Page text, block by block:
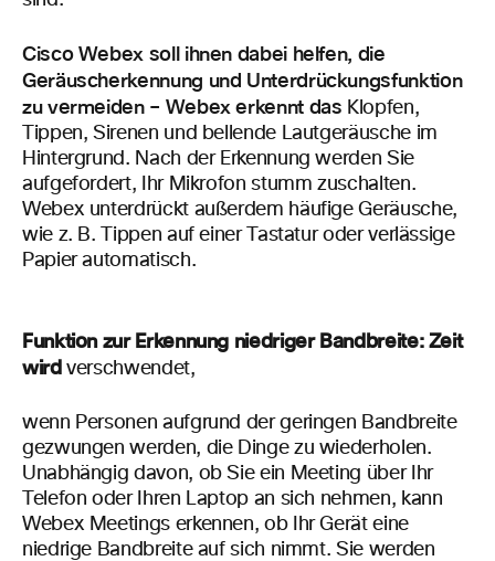
Cisco Webex soll ihnen dabei helfen, die
Geräuscherkennung und Unterdrückungsfunktion
zu vermeiden – Webex erkennt das Klopfen,
Tippen, Sirenen und bellende Lautgeräusche im
Hintergrund. Nach der Erkennung werden Sie
aufgefordert, Ihr Mikrofon stumm zuschalten.
Webex unterdrückt außerdem häufige Geräusche,
wie z. B. Tippen auf einer Tastatur oderverlässige
Papier automatisch.
Funktion zur Erkennung niedriger Bandbreite: Zeit
wird verschwendet,
wenn Personen aufgrund der geringen Bandbreite
gezwungen werden, die Dinge zu wiederholen.
Unabhängig davon, ob Sie ein Meeting über Ihr
Telefon oder Ihren Laptop an sich nehmen, kann
Webex Meetings erkennen, ob Ihr Geräteine
niedrige Bandbreite aufsich nimmt. Sie werden